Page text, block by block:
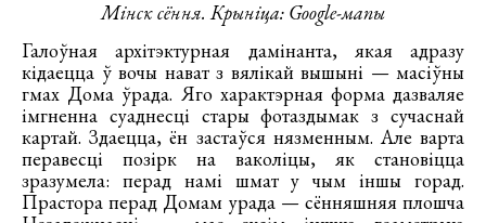
Мінск сёння. Крыніца: Google-мапы
Галоўная архітэктурная дамінанта, якая адразу
кідаецца ў вочы нават з вялікай вышыні — масіўны
гмах Дома ўрада. Яго характэрная форма дазваляе
імгненна суаднесці стары фотаздымак з сучаснай
картай. Здаецца, ён застаўся нязменным. Але варта
перавесці позірк на ваколіцы, як становіцца
зразумела: перад намі шмат у чым іншы горад.
Прастора перад Домам урада — сённяшняя плошча